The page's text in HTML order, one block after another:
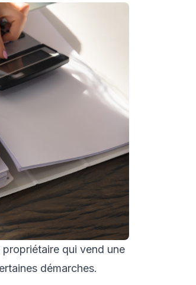
qui vend une
démarches.